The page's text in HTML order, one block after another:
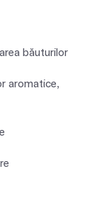
băuturilor
aromatice,